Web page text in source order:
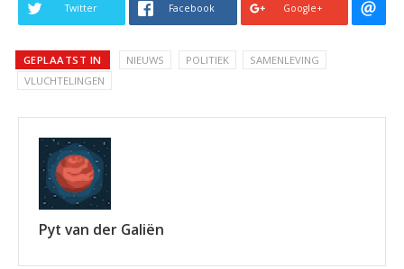
Twitter Facebook Google+
GEPLAATST IN NIEUWS POLITIEK
SAMENLEVING
VLUCHTELINGEN
Pyt van der Galiën